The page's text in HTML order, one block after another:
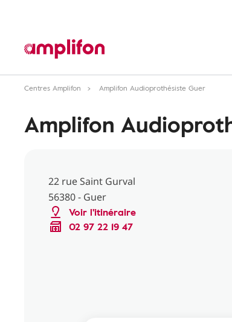
Centres Amplifon Amplifon Audioprothésiste Guer
Amplifon
22 rue Saint Gurval
56380 - Guer
Voir l'itinéraire
02 97 22 19 47